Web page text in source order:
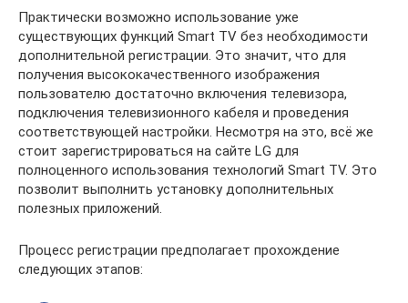
Практически возможно использование уже
существующих функций Smart TV без необходимости
дополнительной регистрации. Это значит, что для
получения высококачественного изображения
пользователю достаточно включения телевизора,
подключения телевизионного кабеля и проведения
соответствующей настройки. Несмотря на это, всё же
стоит зарегистрироваться на сайте LG для
полноценного использования технологий Smart TV. Это
позволит выполнить установку дополнительных
полезных приложений.
Процесс регистрации предполагает прохождение
следующих этапов: